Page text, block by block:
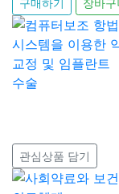
관심상품 담기